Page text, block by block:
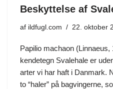
Beskyttelse af
af ildfugl.com 22. oktober
Papilio machaon (Linnaeus,
kendetegn Svalehale er
arter vi har haft i Danmark.
to “haler” på bagvingerne,